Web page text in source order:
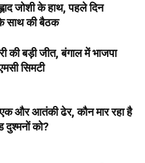
जोशी के हाथ, पहले दिन
साथ की बैठक
की बड़ी जीत, बंगाल में भाजपा
सिमटी
एक और आतंकी ढेर, कौन मार रहा है
दुश्मनों को?